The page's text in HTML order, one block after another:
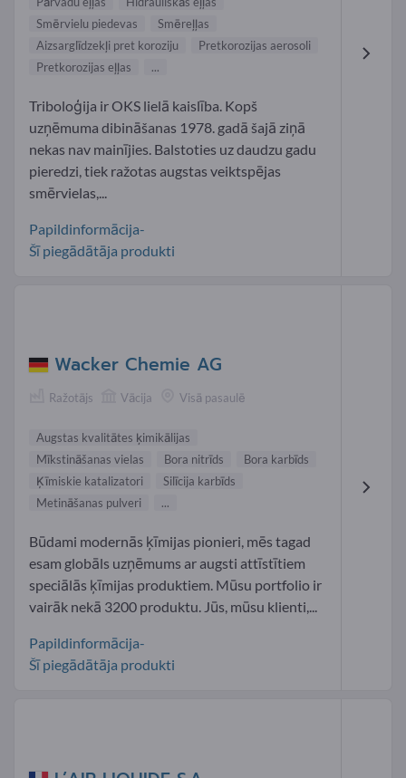
Smērvielu piedevas
Smēreļļas
Aizsarglīdzekļi pret koroziju
Pretkorozijas aerosoli
Pretkorozijas eļļas
...
Triboloģija ir OKS lielā kaislība. Kopš
uzņēmuma dibināšanas 1978. gadā šajā ziņā
nekas nav mainījies. Balstoties uz daudzu gadu
pieredzi, tiek ražotas augstas veiktspējas
smērvielas,...
Papildinformācija-
Šī piegādātāja produkti
Wacker Chemie AG
Ražotājs Vācija Visā pasaulē
Augstas kvalitātes ķimikālijas
Mīkstināšanas vielas
Bora nitrīds
Bora karbīds
Ķīmiskie katalizatori
Silīcija karbīds
Metināšanas pulveri
...
Būdami modernās ķīmijas pionieri, mēs tagad
esam globāls uzņēmums ar augsti attīstītiem
speciālās ķīmijas produktiem. Mūsu portfolio ir
vairāk nekā 3200 produktu. Jūs, mūsu klienti,...
Papildinformācija-
Šī piegādātāja produkti